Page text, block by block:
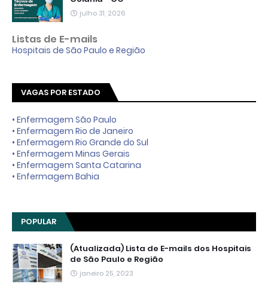
julho 31, 2026
Listas de E-mails
Hospitais de São Paulo e Região
VAGAS POR ESTADO
• Enfermagem São Paulo
• Enfermagem Rio de Janeiro
• Enfermagem Rio Grande do Sul
• Enfermagem Minas Gerais
• Enfermagem Santa Catarina
• Enfermagem Bahia
POPULAR
(Atualizada) Lista de E-mails dos Hospitais
de São Paulo e Região
janeiro 25, 2023